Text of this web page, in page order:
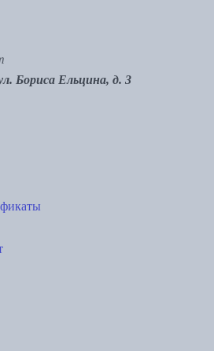
Бориса Ельцина, д. 3